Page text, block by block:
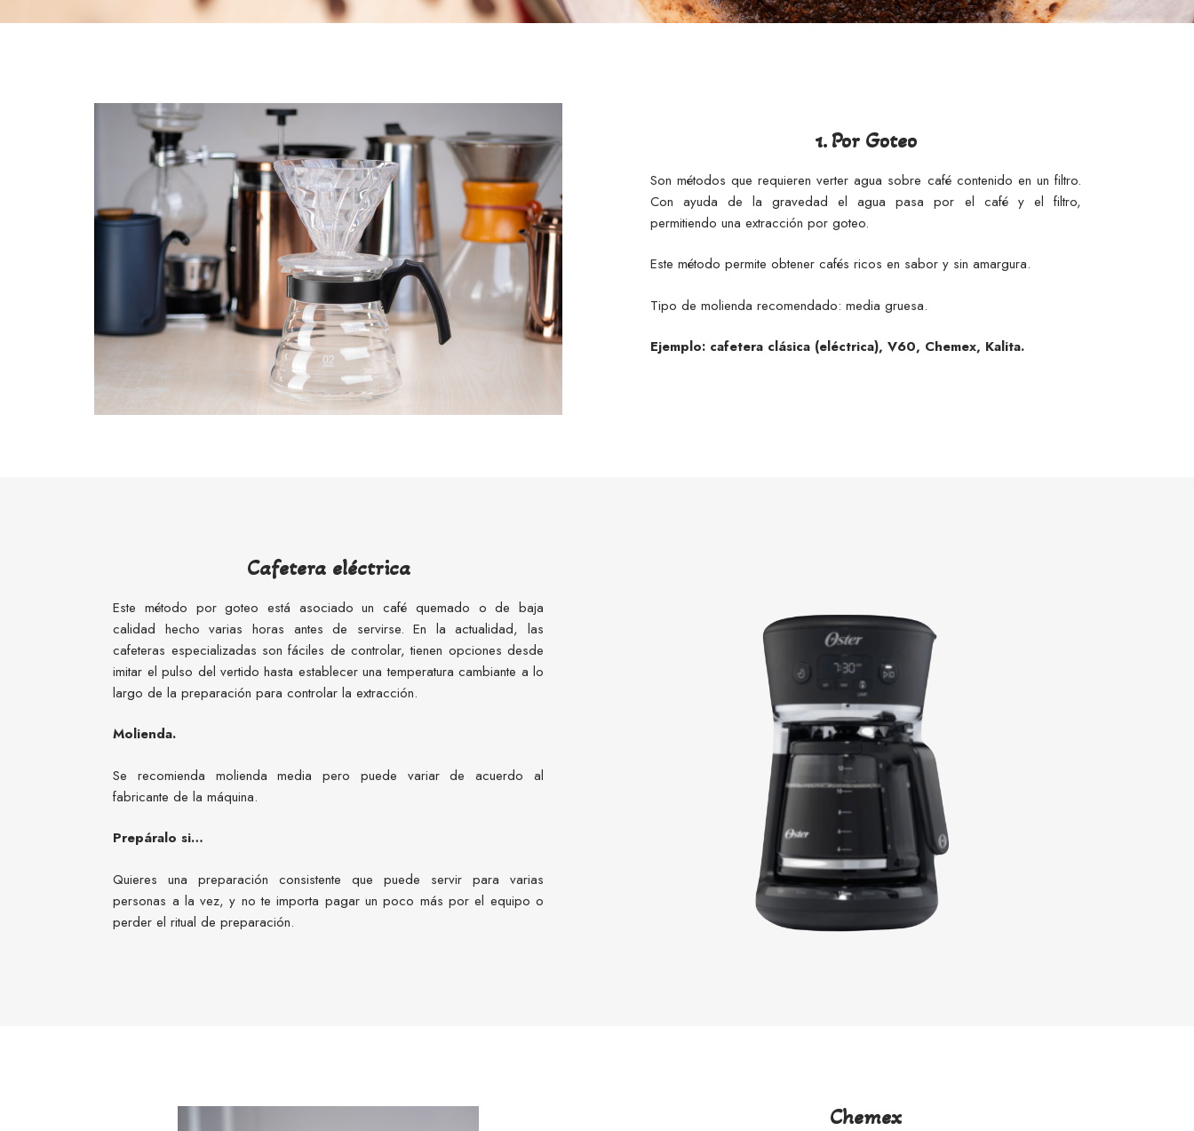
1. Por Goteo
Son métodos que requieren verter agua sobre café contenido en un filtro.
Con ayuda de la gravedad el agua pasa por el café y el filtro,
permitiendo una extracción por goteo.
Este método permite obtener cafés ricos en sabor y sin amargura.
Tipo de molienda recomendado: media gruesa.
Ejemplo: cafetera clásica (eléctrica), V60, Chemex, Kalita.
Cafetera eléctrica
Este método por goteo está asociado un café quemado o de baja
calidad hecho varias horas antes de servirse. En la actualidad, las
cafeteras especializadas son fáciles de controlar, tienen opciones desde
imitar el pulso del vertido hasta establecer una temperatura cambiante a lo
largo de la preparación para controlar la extracción.
Molienda.
Se recomienda molienda media pero puede variar de acuerdo al
fabricante de la máquina.
Prepáralo si…
Quieres una preparación consistente que puede servir para varias
personas a la vez, y no te importa pagar un poco más por el equipo o
perder el ritual de preparación.
Chemex